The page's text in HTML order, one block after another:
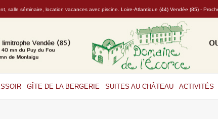
salle séminaire, location vacances avec piscine. Loire-Atlantique (44) Vendée (85) -
GÎTE DE LA BERGERIE SUITES AU CHÂTEAU ACTIVITÉS